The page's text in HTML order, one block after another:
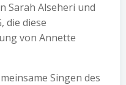
Sarah Alseheri und
die diese
von Annette
Singen des